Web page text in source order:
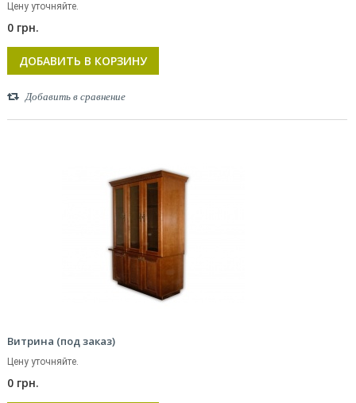
Цену уточняйте.
0 грн.
ДОБАВИТЬ В КОРЗИНУ
Добавить в сравнение
Витрина (под заказ)
Цену уточняйте.
0 грн.